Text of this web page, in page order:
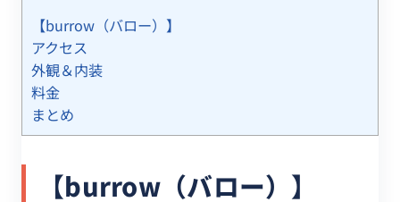
【burrow（バロー）】
アクセス
外観＆内装
料金
まとめ
【burrow（バロー）】